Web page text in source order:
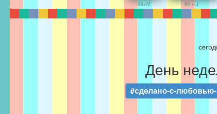
Alt+M Alt + J
День
#сделано-с-